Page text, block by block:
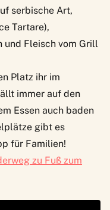
serbische Art,
Tartare),
und Fleisch vom Grill
Platz ihr im
immer auf den
Essen auch baden
gibt es
für Familien!
zu Fuß zum